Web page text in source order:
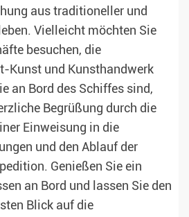
aus traditioneller und
Vielleicht möchten Sie
besuchen, die
Kunst und Kunsthandwerk
an Bord des Schiffes sind,
Begrüßung durch die
Einweisung in die
und den Ablauf der
Genießen Sie ein
an Bord und lassen Sie den
Blick auf die